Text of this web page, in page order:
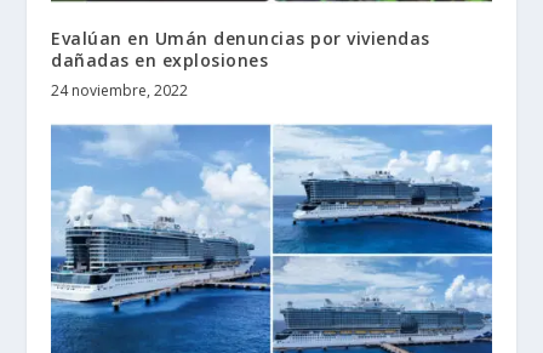
Evalúan en Umán denuncias por viviendas
dañadas en explosiones
24 noviembre, 2022